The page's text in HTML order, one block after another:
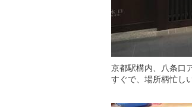
京都駅構内、八条口
すぐで、場所柄忙し